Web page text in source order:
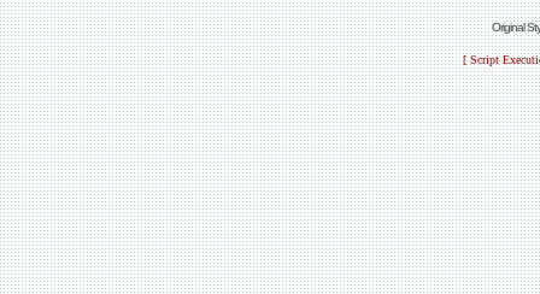
Original
[ Script